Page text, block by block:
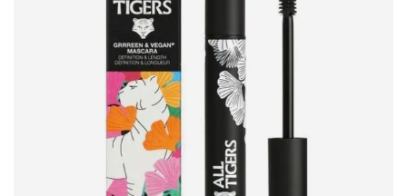
Seuraava